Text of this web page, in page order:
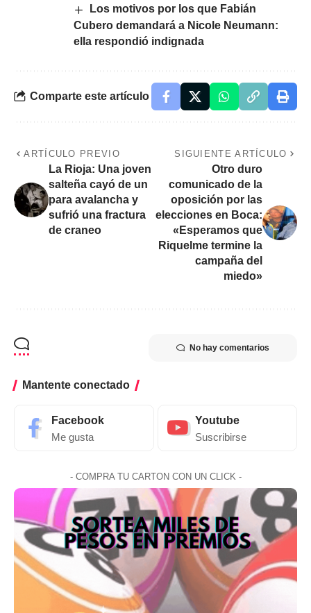
Los motivos por los que Fabián
Cubero demandará a Nicole Neumann:
ella respondió indignada
Comparte este artículo
ARTÍCULO PREVIO
La Rioja: Una joven
salteña cayó de un
para avalancha y
sufrió una fractura
de craneo
SIGUIENTE ARTÍCULO
Otro duro
comunicado de la
oposición por las
elecciones en Boca:
«Esperamos que
Riquelme termine la
campaña del
miedo»
No hay comentarios
Mantente conectado
Facebook
Me gusta
Youtube
Suscribirse
- COMPRA TU CARTON CON UN CLICK -